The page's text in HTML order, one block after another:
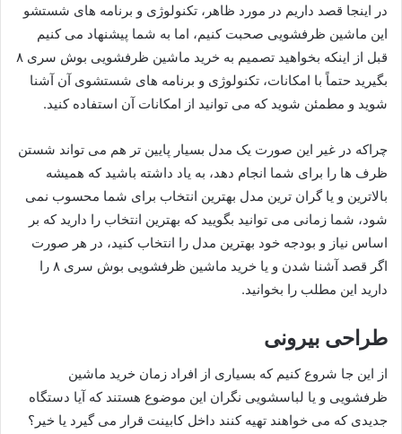
در اینجا قصد داریم در مورد ظاهر، تکنولوژی و برنامه های شستشو
این ماشین ظرفشویی صحبت کنیم، اما به شما پیشنهاد می کنیم
قبل از اینکه بخواهید تصمیم به خرید ماشین‌ ظرفشویی بوش سری ۸
بگیرید حتماً با امکانات، تکنولوژی و برنامه های شستشوی آن آشنا
شوید و مطمئن شوید که می توانید از امکانات آن استفاده کنید.
چراکه در غیر این صورت یک مدل بسیار پایین تر هم می تواند شستن
ظرف ها را برای شما انجام دهد، به یاد داشته باشید که همیشه
بالاترین و یا گران ترین مدل بهترین انتخاب برای شما محسوب نمی
شود، شما زمانی می توانید بگویید که بهترین انتخاب را دارید که بر
اساس نیاز و بودجه خود بهترین مدل را انتخاب کنید، در هر صورت
اگر قصد آشنا شدن و یا خرید ماشین‌ ظرفشویی بوش سری ۸ را
دارید این مطلب را بخوانید.
طراحی بیرونی
از این جا شروع کنیم که بسیاری از افراد زمان خرید ماشین
ظرفشویی و یا لباسشویی نگران این موضوع هستند که آیا دستگاه
جدیدی که می خواهند تهیه کنند داخل کابینت قرار می گیرد یا خیر؟